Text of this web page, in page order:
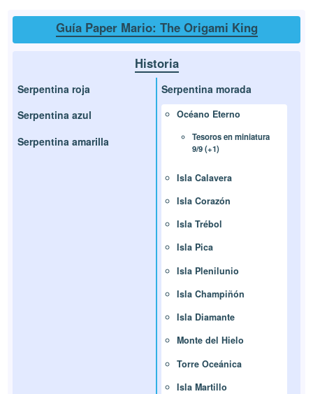
Guía Paper Mario: The Origami King
Historia
Serpentina roja
Serpentina azul
Serpentina amarilla
Serpentina morada
Océano Eterno
Tesoros en miniatura
9/9 (+1)
Isla Calavera
Isla Corazón
Isla Trébol
Isla Pica
Isla Plenilunio
Isla Champiñón
Isla Diamante
Monte del Hielo
Torre Oceánica
Isla Martillo